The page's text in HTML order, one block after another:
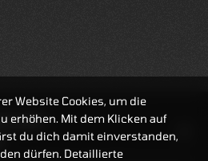
23 UHR
Website Cookies, um die
erhöhen. Mit dem Klicken auf
du dich damit einverstanden,
dürfen. Detaillierte